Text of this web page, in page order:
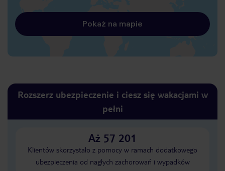
Pokaż na mapie
Rozszerz ubezpieczenie i ciesz się wakacjami w
pełni
Aż 57 201
Klientów skorzystało z pomocy w ramach dodatkowego
ubezpieczenia od nagłych zachorowań i wypadków